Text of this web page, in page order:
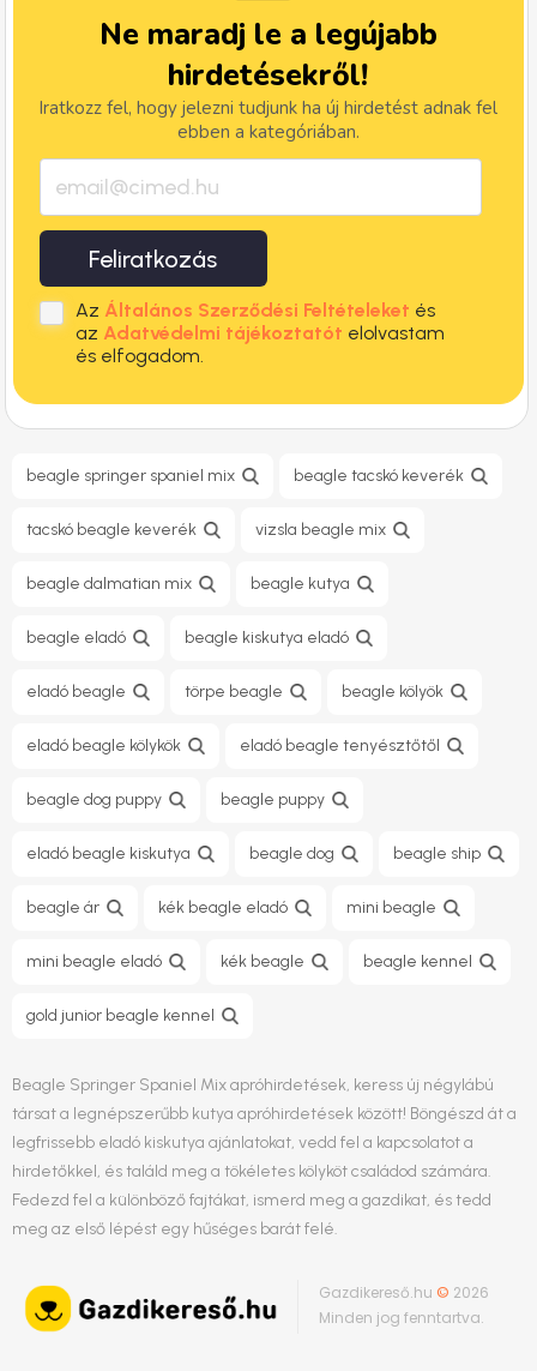
Ne maradj le a legújabb
hirdetésekről!
Iratkozz fel, hogy jelezni tudjunk ha új hirdetést adnak fel
ebben a kategóriában.
Feliratkozás
Az Általános Szerződési Feltételeket és
az Adatvédelmi tájékoztatót elolvastam
és elfogadom.
beagle springer spaniel mix beagle tacskó keverék
tacskó beagle keverék vizsla beagle mix
beagle dalmatian mix beagle kutya
beagle eladó beagle kiskutya eladó
eladó beagle törpe beagle beagle kölyök
eladó beagle kölykök eladó beagle tenyésztőtől
beagle dog puppy beagle puppy
eladó beagle kiskutya beagle dog beagle ship
beagle ár kék beagle eladó mini beagle
mini beagle eladó kék beagle beagle kennel
gold junior beagle kennel
Beagle Springer Spaniel Mix apróhirdetések, keress új négylábú
társat a legnépszerűbb kutya apróhirdetések között! Böngészd át a
legfrissebb eladó kiskutya ajánlatokat, vedd fel a kapcsolatot a
hirdetőkkel, és találd meg a tökéletes kölyköt családod számára.
Fedezd fel a különböző fajtákat, ismerd meg a gazdikat, és tedd
meg az első lépést egy hűséges barát felé.
Gazdikereső.hu © 2026
Minden jog fenntartva.